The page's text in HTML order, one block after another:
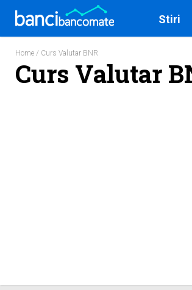
Stiri
Home / Curs Valutar BNR
Curs Valutar